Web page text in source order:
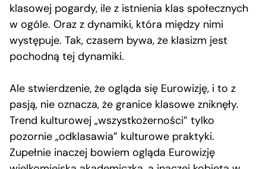
klasowej pogardy, ile z istnienia klas społecznych
w ogóle. Oraz z dynamiki, która między nimi
występuje. Tak, czasem bywa, że klasizm jest
pochodną tej dynamiki.
Ale stwierdzenie, że ogląda się Eurowizję, i to z
pasją, nie oznacza, że granice klasowe zniknęły.
Trend kulturowej „wszystkożerności” tylko
pozornie „odklasawia” kulturowe praktyki.
Zupełnie inaczej bowiem ogląda Eurowizję